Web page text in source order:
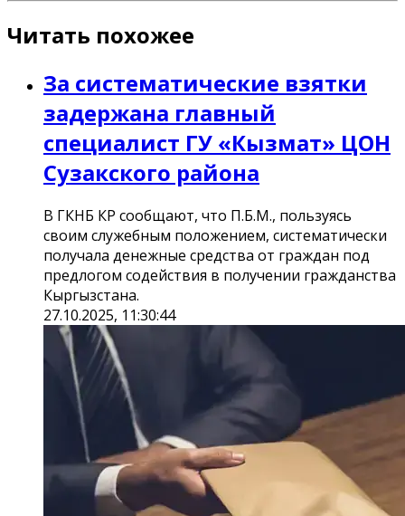
Читать похожее
За систематические взятки
задержана главный
специалист ГУ «Кызмат» ЦОН
Сузакского района
В ГКНБ КР сообщают, что П.Б.М., пользуясь
своим служебным положением, систематически
получала денежные средства от граждан под
предлогом содействия в получении гражданства
Кыргызстана.
27.10.2025, 11:30:44